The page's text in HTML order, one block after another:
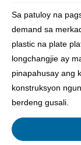
Sa patuloy na
demand sa
plastic na plate
longchangjie ay
pinapahusay ang
konstruksyon
berdeng gusali.